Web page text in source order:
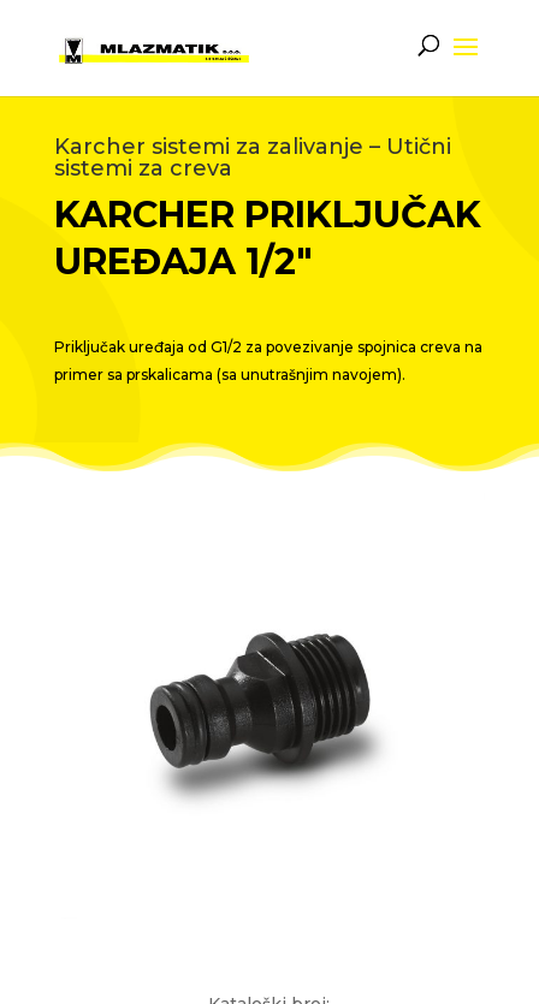
Karcher sistemi za zalivanje – Utični
sistemi za creva
KARCHER PRIKLJUČAK
UREĐAJA 1/2″
Priključak uređaja od G1/2 za povezivanje spojnica creva na
primer sa prskalicama (sa unutrašnjim navojem).